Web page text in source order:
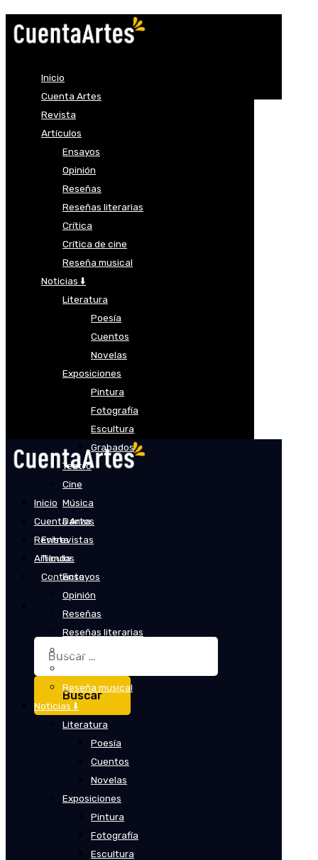
Inicio
Cuenta Artes
Revista
Artículos
Ensayos
Opinión
Reseñas
Reseñas literarias
Crítica
Crítica de cine
Reseña musical
Noticias ⬇️
Literatura
Poesía
Cuentos
Novelas
Exposiciones
Pintura
Fotografía
Escultura
Grabados
Teatro
Cine
Música
Danza
Entrevistas
Tienda
Contacto
Buscar:
Inicio
Cuenta Artes
Revista
Artículos
Ensayos
Opinión
Reseñas
Reseñas literarias
Reseña musical
Noticias ⬇️
Literatura
Poesía
Cuentos
Novelas
Exposiciones
Pintura
Fotografía
Escultura